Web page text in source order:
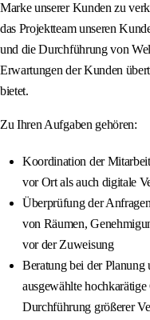
Marke unserer Kunden zu
das Projektteam unseren
und die Durchführung von
Erwartungen der Kunden
bietet.
Zu Ihren Aufgaben gehören:
Koordination der
vor Ort als auch digitale
Überprüfung der
von Räumen,
vor der Zuweisung
Beratung bei der
ausgewählte
Durchführung größerer